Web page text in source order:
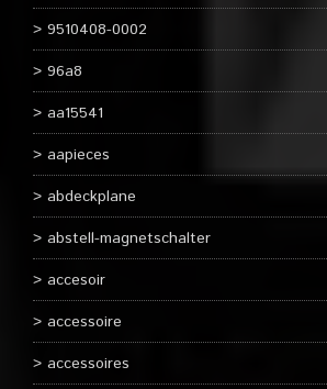
9510408-0002
96a8
aa15541
aapieces
abdeckplane
abstell-magnetschalter
accesoir
accessoire
accessoires